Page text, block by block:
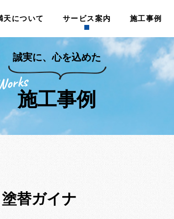
天について サービス案内 施工事例
誠実に、心を込めた
施工事例
替ガイナ